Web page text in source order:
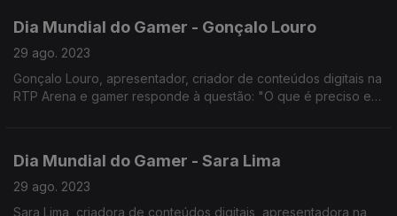
Dia Mundial do Gamer - Gonçalo Louro
29 ago. 2023
Gonçalo Louro, apresentador, criador de conteúdos digitais na
RTP Arena e gamer responde à questão: "O que é preciso em
Dia Mundial do Gamer - Sara Lima
29 ago. 2023
Sara Lima, criadora de conteúdos digitais, apresentadora na